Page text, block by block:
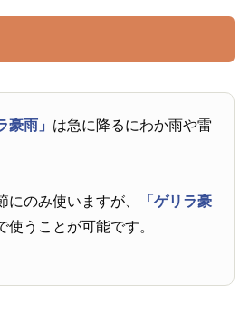
豪雨」 は急に降るにわか雨や雷
にのみ使いますが、
「ゲリラ豪
使うことが可能です。